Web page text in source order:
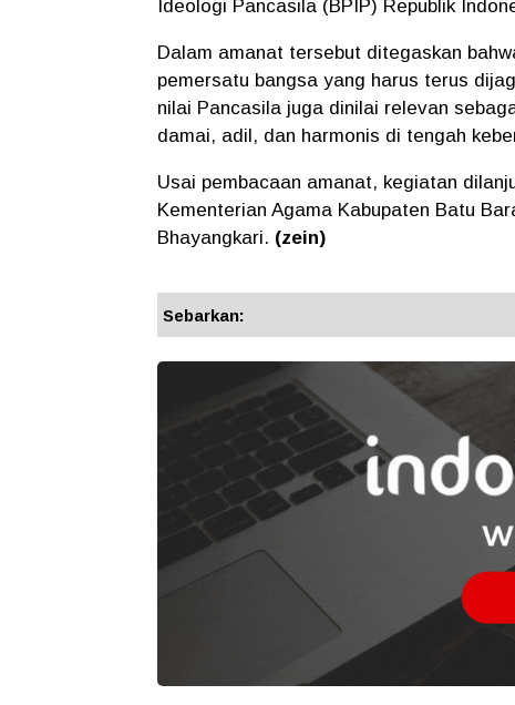
Ideologi Pancasila (BPIP) Republik
Dalam amanat tersebut ditegaskan
pemersatu bangsa yang harus terus
nilai Pancasila juga dinilai relevan
damai, adil, dan harmonis di tengah
Usai pembacaan amanat, kegiatan
Kementerian Agama Kabupaten Batu
Bhayangkari. (zein)
Sebarkan: